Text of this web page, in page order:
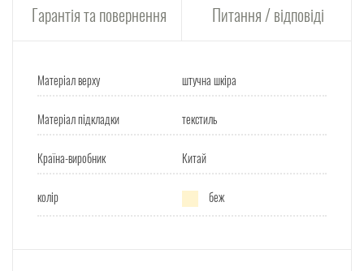
Гарантія та повернення Питання / відповіді
Матеріал верху штучна шкіра
Матеріал підкладки текстиль
Країна-виробник Китай
колір беж